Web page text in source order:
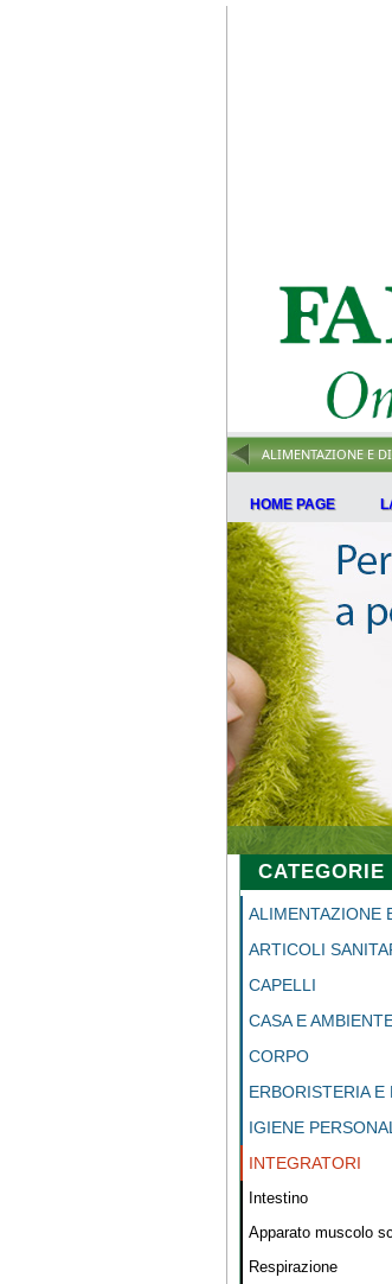
ALIMENTAZIONE E
HOME PAGE
CATEGORIE
ALIMENTAZIONE
ARTICOLI
CAPELLI
CASA E
CORPO
ERBORISTERIA
IGIENE
INTEGRATORI
Intestino
Apparato muscolo
Respirazione